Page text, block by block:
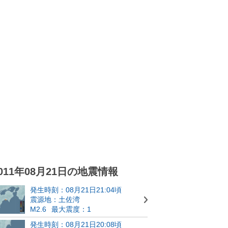
年08月21日の地震情報
発生時刻：08月21日21:04頃
震源地：土佐湾
M2.6
最大震度：1
発生時刻：08月21日20:08頃